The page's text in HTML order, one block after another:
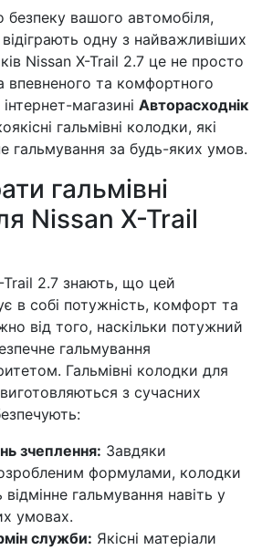
вашого автомобіля,
одну з найважливіших
Nissan X-Trail 2.7 це не просто
впевненого та комфортного
магазині Авторасходнік
гальмівні колодки, які
гальмування за будь-яких умов.
гальмівні
Nissan X-Trail
Trail 2.7 знають, що цей
в собі потужність, комфорт та
від того, наскільки потужний
гальмування
Гальмівні колодки для
з сучасних
зчеплення: Завдяки
формулами, колодки
гальмування навіть у
умовах.
служби: Якісні матеріали